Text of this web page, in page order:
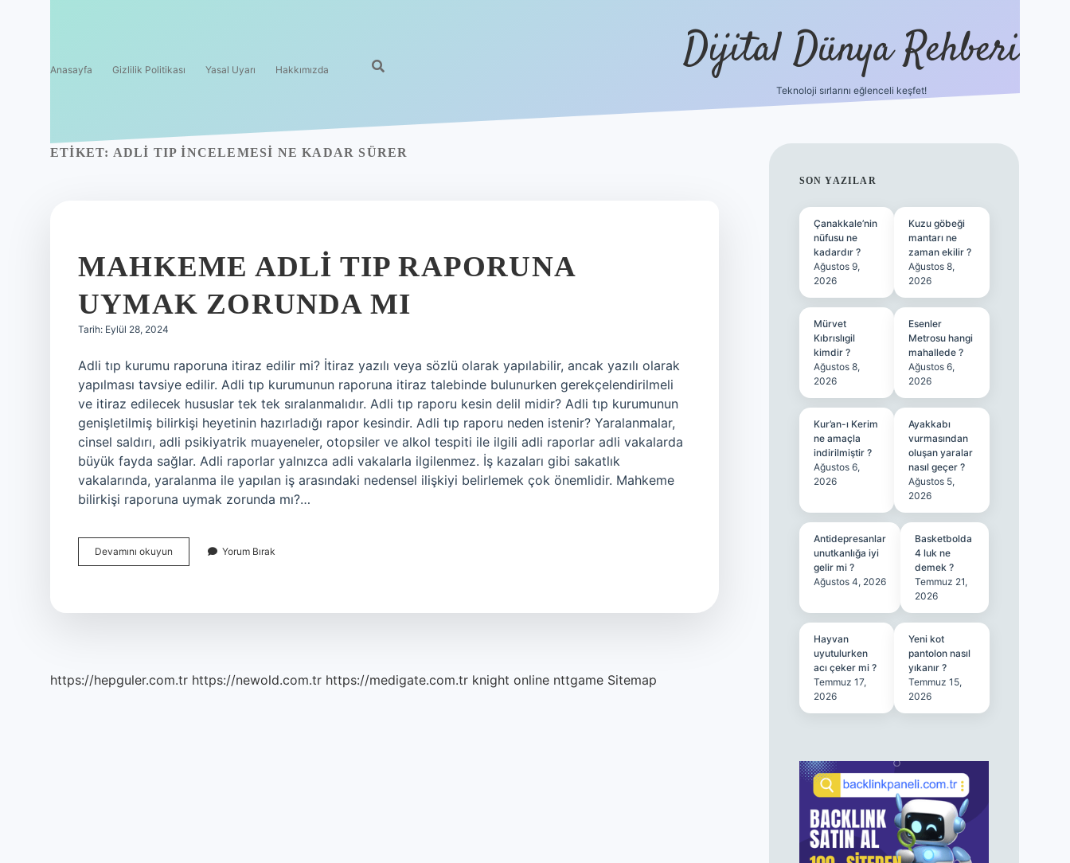
Anasayfa Gizlilik Politikası Yasal Uyarı Hakkımızda Dijital Dünya Rehberi
Teknoloji sırlarını eğlenceli keşfet!
ETIKET: ADLI TIP INCELEMESI NE KADAR SÜRER
MAHKEME ADLI TIP RAPORUNA
UYMAK ZORUNDA MI
Tarih: Eylül 28, 2024
Adli tıp kurumu raporuna itiraz edilir mi? İtiraz yazılı veya sözlü olarak yapılabilir, ancak yazılı olarak
yapılması tavsiye edilir. Adli tıp kurumunun raporuna itiraz talebinde bulunurken gerekçelendirilmeli
ve itiraz edilecek hususlar tek tek sıralanmalıdır. Adli tıp raporu kesin delil midir? Adli tıp kurumunun
genişletilmiş bilirkişi heyetinin hazırladığı rapor kesindir. Adli tıp raporu neden istenir? Yaralanmalar,
cinsel saldırı, adli psikiyatrik muayeneler, otopsiler ve alkol tespiti ile ilgili adli raporlar adli vakalarda
büyük fayda sağlar. Adli raporlar yalnızca adli vakalarla ilgilenmez. İş kazaları gibi sakatlık
vakalarında, yaralanma ile yapılan iş arasındaki nedensel ilişkiyi belirlemek çok önemlidir. Mahkeme
bilirkişi raporuna uymak zorunda mı?…
Devamını okuyun Mahkeme
Adli
Yorum Bırak
https://hepguler.com.tr https://newold.com.tr https://medigate.com.tr knight online nttgame Sitemap
SIDEBAR
SON YAZILAR
Çanakkale’nin
nüfusu ne
kadardır ?
Ağustos 9,
2026
Kuzu göbeği
mantarı ne
zaman ekilir ?
Ağustos 8,
2026
Mürvet
Kıbrıslıgil
kimdir ?
Ağustos 8,
2026
Esenler
Metrosu hangi
mahallede ?
Ağustos 6,
2026
Kur’an-ı Kerim
ne amaçla
indirilmiştir ?
Ağustos 6,
2026
Ayakkabı
vurmasından
oluşan yaralar
nasıl geçer ?
Ağustos 5,
2026
Antidepresanlar
unutkanlığa iyi
gelir mi ?
Ağustos 4, 2026
Basketbolda
4 luk ne
demek ?
Temmuz 21,
2026
Hayvan
uyutulurken
acı çeker mi ?
Temmuz 17,
2026
Yeni kot
pantolon nasıl
yıkanır ?
Temmuz 15,
2026
tulipbet